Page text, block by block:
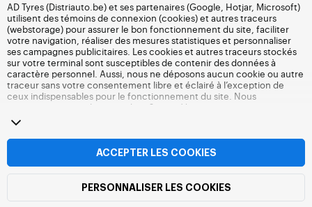
AD Tyres (Distriauto.be) et ses partenaires (Google, Hotjar, Microsoft)
utilisent des témoins de connexion (cookies) et autres traceurs
(webstorage) pour assurer le bon fonctionnement du site, faciliter
votre navigation, réaliser des mesures statistiques et personnaliser
ses campagnes publicitaires. Les cookies et autres traceurs stockés
sur votre terminal sont susceptibles de contenir des données à
caractère personnel. Aussi, nous ne déposons aucun cookie ou autre
traceur sans votre consentement libre et éclairé à l’exception de
ceux indispensables pour le fonctionnement du site. Nous
conservons votre choix pendant 6 mois. Vous pouvez retirer votre
consentement à tout moment en vous rendant sur la
autres traceurs
accepter le dépôt de cookies ou autres traceurs. Le refus ne fait pas
obstacle à l’accès aux services Distriauto.be. Pour plus
d’informations, nous vous invitons à consulter
autres traceurs.
ACCEPTER LES COOKIES
PERSONNALISER LES COOKIES